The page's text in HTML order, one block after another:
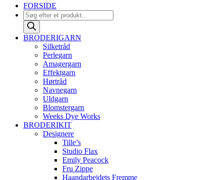
FORSIDE
Products
search
BRODERIGARN
Silketråd
Perlegarn
Amagergarn
Effektgarn
Hørtråd
Navnegarn
Uldgarn
Blomstergarn
Weeks Dye Works
BRODERIKIT
Designere
Tille’s
Studio Flax
Emily Peacock
Fru Zippe
Haandarbejdets Fremme